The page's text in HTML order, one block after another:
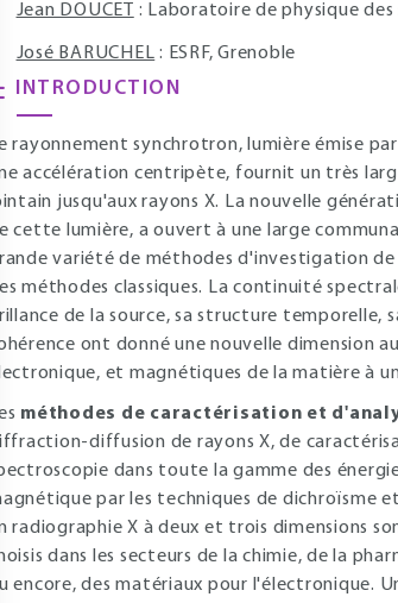
Jean DOUCET : Laboratoire de physique des
José BARUCHEL : ESRF, Grenoble
INTRODUCTION
rayonnement synchrotron, lumière émise
accélération centripète, fournit un très
jusqu'aux rayons X. La nouvelle
cette lumière, a ouvert à une large
variété de méthodes d'investigation
méthodes classiques. La continuité
de la source, sa structure temporelle,
ont donné une nouvelle dimension
et magnétiques de la matière à un
méthodes de caractérisation et
diffusion de rayons X, de
dans toute la gamme des
par les techniques de dichroïsme
radiographie X à deux et trois dimensions
dans les secteurs de la chimie, de la
encore, des matériaux pour l'électronique.